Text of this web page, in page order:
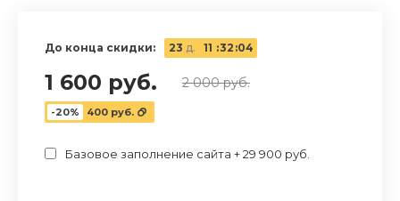
До конца скидки: 23 д. 11 :32 :03
1 600 руб. 2 000 руб.
-20% 400 руб.
Базовое заполнение сайта + 29 900 руб.